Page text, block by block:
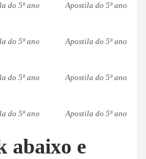
do 5º ano Apostila do 5º ano
do 5º ano Apostila do 5º ano
do 5º ano Apostila do 5º ano
do 5º ano Apostila do 5º ano
abaixo e